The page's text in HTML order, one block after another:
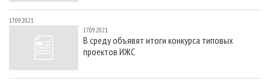
ИНСТРУМЕНТ И МАТЕРИАЛЫ
БИБЛИОТЕКА СПЕЦИАЛИСТА
17.09.2021
17.09.2021
В среду объявят итоги конкурса типовых
проектов ИЖС